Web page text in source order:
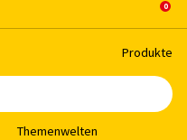
Pro­duk­te
The­men­wel­ten